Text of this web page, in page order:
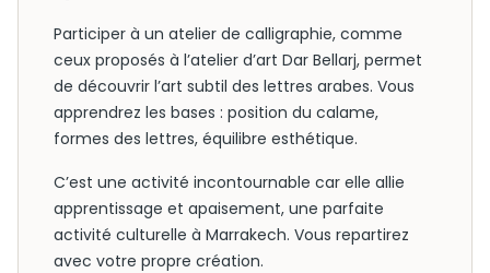
Participer à un atelier de calligraphie, comme
ceux proposés à l’atelier d’art Dar Bellarj, permet
de découvrir l’art subtil des lettres arabes. Vous
apprendrez les bases : position du calame,
formes des lettres, équilibre esthétique.
C’est une activité incontournable car elle allie
apprentissage et apaisement, une parfaite
activité culturelle à Marrakech. Vous repartirez
avec votre propre création.